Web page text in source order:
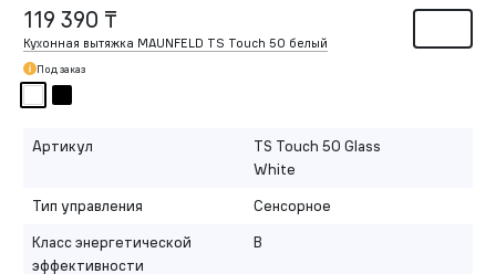
119 390 ₸
Кухонная вытяжка MAUNFELD TS Touch 50 белый
Под заказ
Артикул
TS Touch 50 Glass
White
Тип управления
Сенсорное
Класс энергетической
эффективности
B